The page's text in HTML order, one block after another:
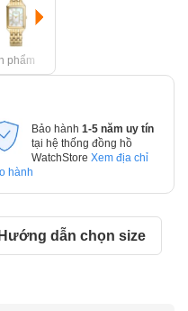
phẩm
Bảo hành 1-5 năm uy tín
tại hệ thống đồng hồ
WatchStore Xem địa chỉ
hành
Hướng dẫn chọn size